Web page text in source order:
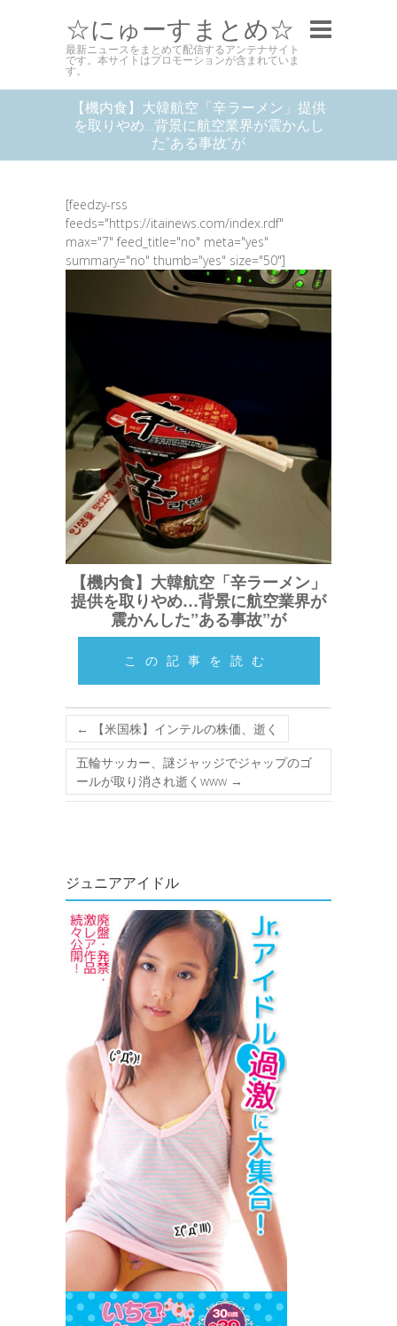
☆にゅーすまとめ☆
最新ニュースをまとめて配信するアンテナサイト
です。本サイトはプロモーションが含まれていま
す。
【機内食】大韓航空「辛ラーメン」提供
を取りやめ…背景に航空業界が震かんし
た”ある事故”が
[feedzy-rss
feeds="https://itainews.com/index.rdf"
max="7" feed_title="no" meta="yes"
summary="no" thumb="yes" size="50"]
【機内食】大韓航空「辛ラーメン」
提供を取りやめ…背景に航空業界が
震かんした”ある事故”が
この記事を読む
←
【米国株】インテルの株価、逝く
五輪サッカー、謎ジャッジでジャップのゴ
ールが取り消され逝くwww →
ジュニアアイドル